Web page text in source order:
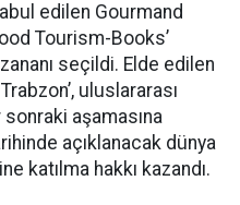
edilen Gourmand
Tourism-Books’
seçildi. Elde edilen
uluslararası
aşamasına
açıklanacak dünya
katılma hakkı kazandı.